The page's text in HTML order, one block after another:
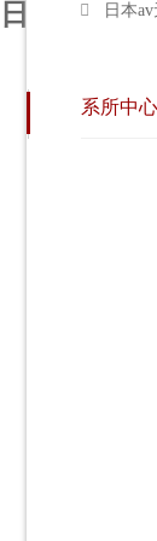
日本av无码
日本
系所中心